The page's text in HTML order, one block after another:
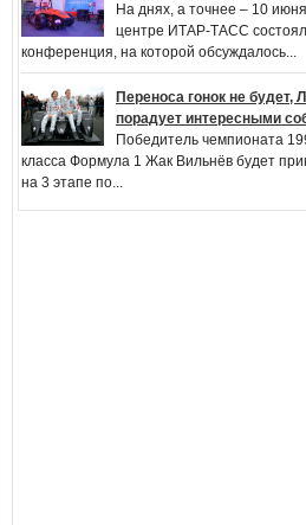
На днях, а точнее – 10
центре ИТАР-ТАСС
конференция, на которой обсуждалось...
Переноса гонок не будет,
порадует интересными
Победитель чемпионата
класса Формула 1 Жак Вильнёв будет
на 3 этапе по...